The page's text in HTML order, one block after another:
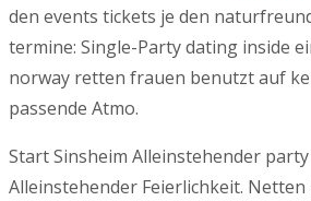
den events tickets je den
termine: Single-Party dating inside
norway retten frauen benutzt auf
passende Atmo.
Start Sinsheim Alleinstehender
Alleinstehender Feierlichkeit.